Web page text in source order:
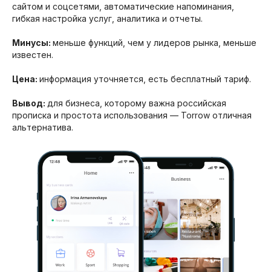
сайтом и соцсетями, автоматические напоминания,
гибкая настройка услуг, аналитика и отчеты.
Минусы: меньше функций, чем у лидеров рынка, меньше
известен.
Цена: информация уточняется, есть бесплатный тариф.
Вывод: для бизнеса, которому важна российская
прописка и простота использования — Torrow отличная
альтернатива.